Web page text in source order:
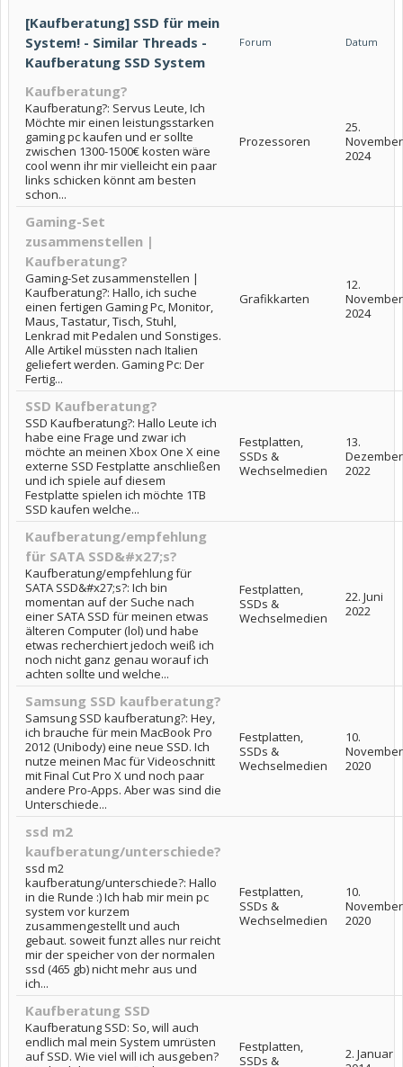
[Kaufberatung] SSD für mein
System! - Similar Threads -
Kaufberatung SSD System
Forum Datum
Kaufberatung?
Kaufberatung?: Servus Leute, Ich
Möchte mir einen leistungsstarken
gaming pc kaufen und er sollte
zwischen 1300-1500€ kosten wäre
cool wenn ihr mir vielleicht ein paar
links schicken könnt am besten
schon...
Prozessoren
25.
November
2024
Gaming-Set
zusammenstellen |
Kaufberatung?
Gaming-Set zusammenstellen |
Kaufberatung?: Hallo, ich suche
einen fertigen Gaming Pc, Monitor,
Maus, Tastatur, Tisch, Stuhl,
Lenkrad mit Pedalen und Sonstiges.
Alle Artikel müssten nach Italien
geliefert werden. Gaming Pc: Der
Fertig...
Grafikkarten
12.
November
2024
SSD Kaufberatung?
SSD Kaufberatung?: Hallo Leute ich
habe eine Frage und zwar ich
möchte an meinen Xbox One X eine
externe SSD Festplatte anschließen
und ich spiele auf diesem
Festplatte spielen ich möchte 1TB
SSD kaufen welche...
Festplatten,
SSDs &
Wechselmedien
13.
Dezember
2022
Kaufberatung/empfehlung
für SATA SSD&#x27;s?
Kaufberatung/empfehlung für
SATA SSD&#x27;s?: Ich bin
momentan auf der Suche nach
einer SATA SSD für meinen etwas
älteren Computer (lol) und habe
etwas recherchiert jedoch weiß ich
noch nicht ganz genau worauf ich
achten sollte und welche...
Festplatten,
SSDs &
Wechselmedien
22. Juni
2022
Samsung SSD kaufberatung?
Samsung SSD kaufberatung?: Hey,
ich brauche für mein MacBook Pro
2012 (Unibody) eine neue SSD. Ich
nutze meinen Mac für Videoschnitt
mit Final Cut Pro X und noch paar
andere Pro-Apps. Aber was sind die
Unterschiede...
Festplatten,
SSDs &
Wechselmedien
10.
November
2020
ssd m2
kaufberatung/unterschiede?
ssd m2
kaufberatung/unterschiede?: Hallo
in die Runde :) Ich hab mir mein pc
system vor kurzem
zusammengestellt und auch
gebaut. soweit funzt alles nur reicht
mir der speicher von der normalen
ssd (465 gb) nicht mehr aus und
ich...
Festplatten,
SSDs &
Wechselmedien
10.
November
2020
Kaufberatung SSD
Kaufberatung SSD: So, will auch
endlich mal mein System umrüsten
auf SSD. Wie viel will ich ausgeben?
Festplatten,
SSDs &
2. Januar